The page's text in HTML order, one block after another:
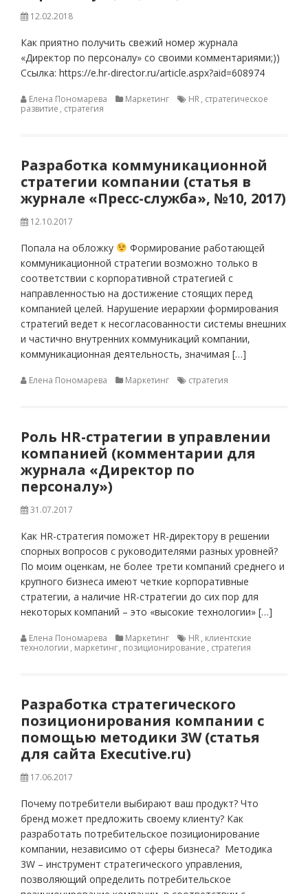
12.02.2018
Как приятно получить свежий номер журнала
«Директор по персоналу» со своими комментариями;))
Ссылка: https://e.hr-director.ru/article.aspx?aid=608974
Елена Пономарева Маркетинг HR, стратегическое
развитие , стратегия
Разработка коммуникационной
стратегии компании (статья в
журнале «Пресс-служба», №10, 2017)
12.10.2017
Попала на обложку
Формирование работающей
коммуникационной стратегии возможно только в
соответствии с корпоративной стратегией с
направленностью на достижение стоящих перед
компанией целей. Нарушение иерархии формирования
стратегий ведет к несогласованности системы внешних
и частично внутренних коммуникаций компании,
коммуникационная деятельность, значимая […]
Елена Пономарева Маркетинг стратегия
Роль HR-стратегии в управлении
компанией (комментарии для
журнала «Директор по
персоналу»)
31.07.2017
Как HR-стратегия поможет HR-директору в решении
спорных вопросов с руководителями разных уровней?
По моим оценкам, не более трети компаний среднего и
крупного бизнеса имеют четкие корпоративные
стратегии, а наличие HR-стратегии до сих пор для
некоторых компаний – это «высокие технологии» […]
Елена Пономарева Маркетинг HR, клиентские
технологии , маркетинг, позиционирование , стратегия
Разработка стратегического
позиционирования компании с
помощью методики 3W (статья
для сайта Executive.ru)
17.06.2017
Почему потребители выбирают ваш продукт? Что
бренд может предложить своему клиенту? Как
разработать потребительское позиционирование
компании, независимо от сферы бизнеса? Методика
3W – инструмент стратегического управления,
позволяющий определить потребительское